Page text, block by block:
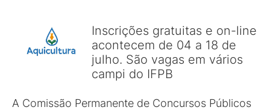
Inscrições gratuitas e on-line
acontecem de 04 a 18 de
julho. São vagas em vários
campi do IFPB
A Comissão Permanente de Concursos Públicos